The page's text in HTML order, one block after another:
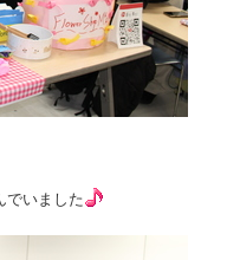
でいました